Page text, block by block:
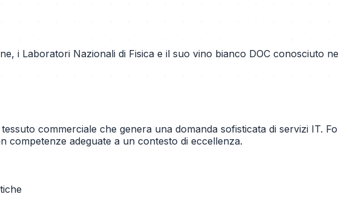
i Laboratori Nazionali di Fisica e il suo vino bianco DOC conosciuto
commerciale che genera una domanda sofisticata di servizi IT.
competenze adeguate a un contesto di eccellenza.